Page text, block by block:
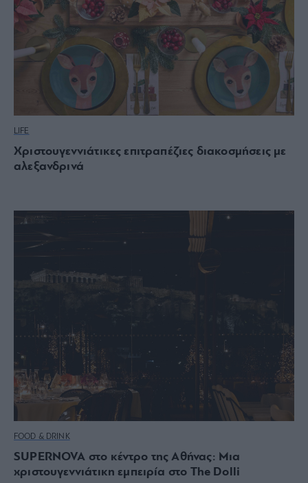
LIFE
Χριστουγεννιάτικες επιτραπέζιες διακοσμήσεις με
αλεξανδρινά
FOOD & DRINK
SUPERNOVA στο κέντρο της Αθήνας: Μια
χριστουγεννιάτικη εμπειρία στο The Dolli